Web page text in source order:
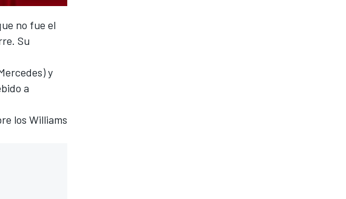
no fue el
Su
) y
a
los Williams